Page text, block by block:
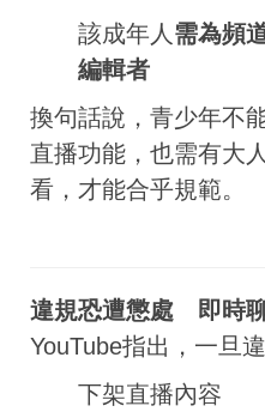
該成年人 需為頻
編輯者
換句話說，青少年不
直播功能，也需有大
看，才能合乎規範。
違規恐遭懲處 即時
YouTube指出，一旦
下架直播內容